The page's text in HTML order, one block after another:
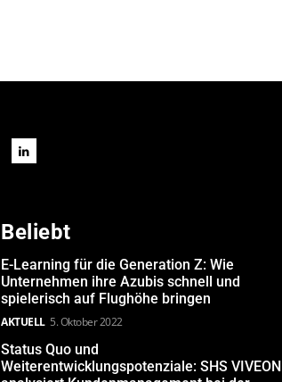
Beliebt
E-Learning für die Generation Z: Wie
Unternehmen ihre Azubis schnell und
spielerisch auf Flughöhe bringen
AKTUELL 5. Oktober 2022
Status Quo und
Weiterentwicklungspotenziale: SHS VIVEON